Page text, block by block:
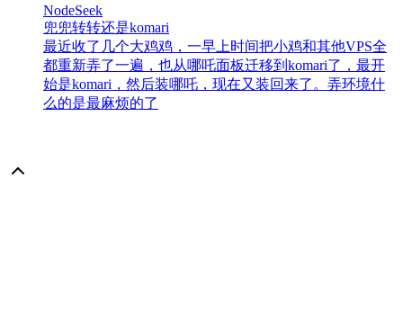
NodeSeek
兜兜转转还是komari
最近收了几个大鸡鸡，一早上时间把小鸡和其他VPS全
都重新弄了一遍，也从哪吒面板迁移到komari了，最开
始是komari，然后装哪吒，现在又装回来了。弄环境什
么的是最麻烦的了